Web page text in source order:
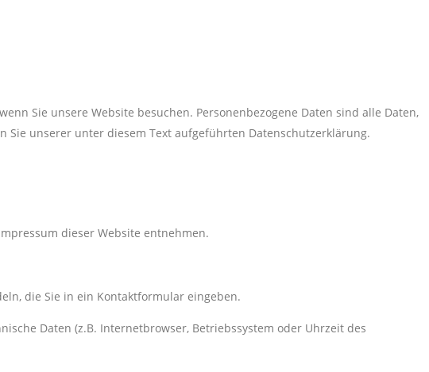
Sie unsere Website besuchen. Personenbezogene Daten sind alle Daten,
unserer unter diesem Text aufgeführten Datenschutzerklärung.
dieser Website entnehmen.
die Sie in ein Kontaktformular eingeben.
Daten (z.B. Internetbrowser, Betriebssystem oder Uhrzeit des